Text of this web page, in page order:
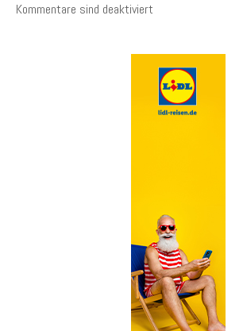
Kommentare sind deaktiviert